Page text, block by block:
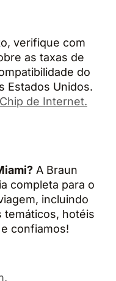
verifique com
as taxas de
do
Estados Unidos.
de Internet.
A Braun
completa para o
incluindo
temáticos, hotéis
confiamos!